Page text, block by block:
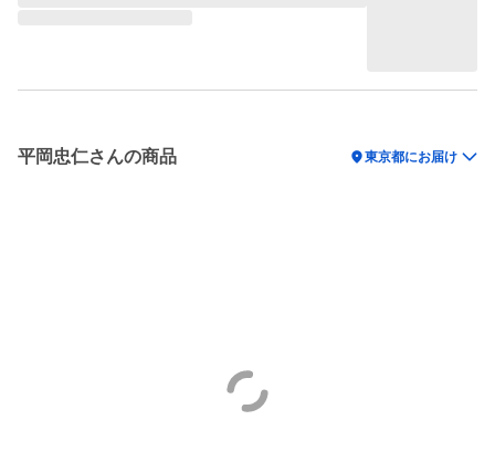
平岡忠仁さんの商品 location_on東京都にお届け